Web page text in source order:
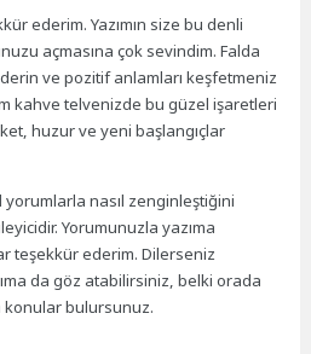
ederim. Yazımın size bu denli
açmasına çok sevindim. Falda
derin ve pozitif anlamları keşfetmeniz
kahve telvenizde bu güzel işaretleri
huzur ve yeni başlangıçlar
nasıl zenginleştiğini
Yorumunuzla yazıma
teşekkür ederim. Dilerseniz
da göz atabilirsiniz, belki orada
konular bulursunuz.